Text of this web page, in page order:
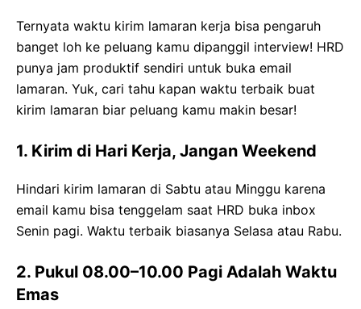
Ternyata waktu kirim lamaran kerja bisa pengaruh
banget loh ke peluang kamu dipanggil interview! HRD
punya jam produktif sendiri untuk buka email
lamaran. Yuk, cari tahu kapan waktu terbaik buat
kirim lamaran biar peluang kamu makin besar!
1. Kirim di Hari Kerja, Jangan Weekend
Hindari kirim lamaran di Sabtu atau Minggu karena
email kamu bisa tenggelam saat HRD buka inbox
Senin pagi. Waktu terbaik biasanya Selasa atau Rabu.
2. Pukul 08.00–10.00 Pagi Adalah Waktu
Emas